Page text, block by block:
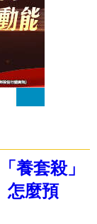
養套殺」
怎麼預